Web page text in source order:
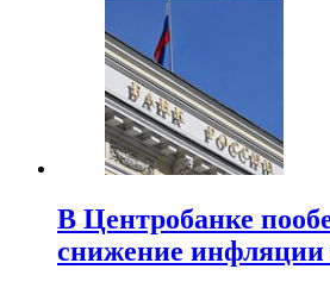
В Центробанке
снижение